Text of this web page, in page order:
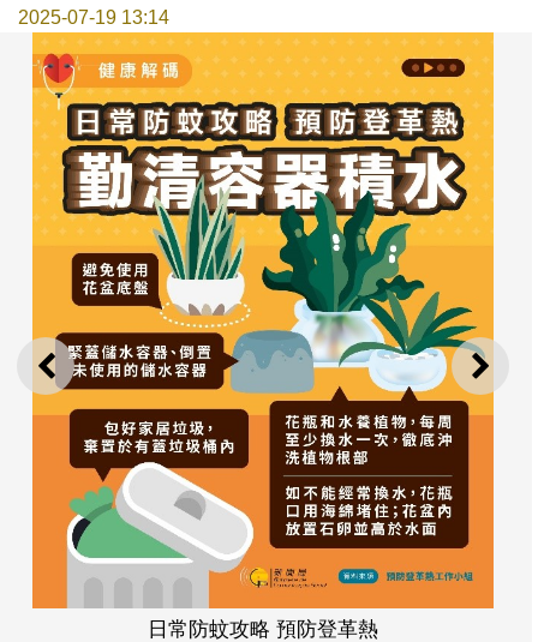
2025-07-19 13:14
上一則 下一
日常防蚊攻略 預防登革熱